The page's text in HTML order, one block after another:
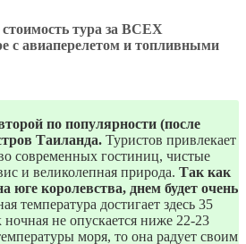
тура за ВСЕХ
с авиаперелетом и топливными
по популярности (после
Таиланда. Туристов привлекает
современных гостиниц, чистые
и великолепная природа. Так как
юге королевства, днем будет очень
температура достигает здесь 35
ночная не опускается ниже 22-23
моря, то она радует своим